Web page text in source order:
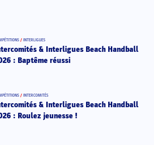
/ INTERLIGUES
& Interligues Beach Handball
: Baptême réussi
/ INTERCOMITÉS
& Interligues Beach Handball
: Roulez jeunesse !